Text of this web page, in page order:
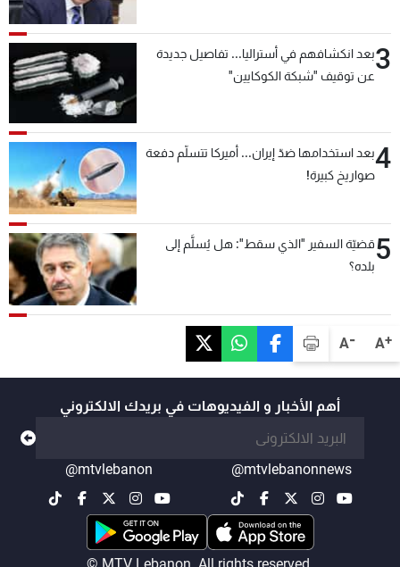
A+
A-
3بعد انكشافهم في أستراليا... تفاصيل جديدة
عن توقيف "شبكة الكوكايين"
4بعد استخدامها ضدّ إيران... أميركا تتسلّم دفعة
صواريخ كبيرة!
5قضيّة السفير "الذي سقط": هل يُسلَّم إلى
بلده؟
أهم الأخبار و الفيديوهات في بريدك الالكتروني
@mtvlebanonnews
@mtvlebanon